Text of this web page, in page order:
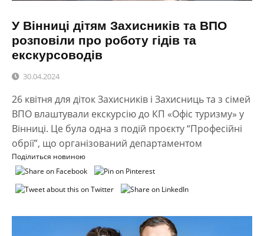
У Вінниці дітям Захисників та ВПО
розповіли про роботу гідів та
екскурсоводів
30.04.2024
26 квітня для діток Захисників і Захисниць та з сімей
ВПО влаштували екскурсію до КП «Офіс туризму» у
Вінниці. Це була одна з подій проєкту “Професійні
обрії”, що організований департаментом
Поділиться новиною